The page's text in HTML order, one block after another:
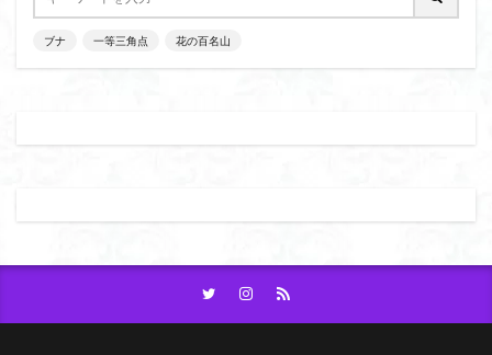
ブナ 一等三角点 花の百名山